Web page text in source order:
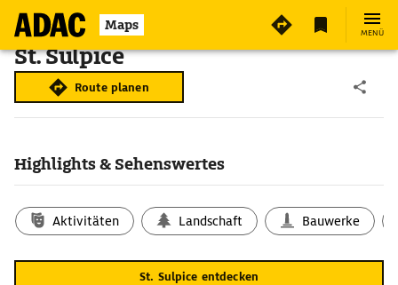
Maps MENÜ
St. Sulpice
Route planen
Highlights & Sehenswertes
Aktivitäten Landschaft Bauwerke
St. Sulpice entdecken